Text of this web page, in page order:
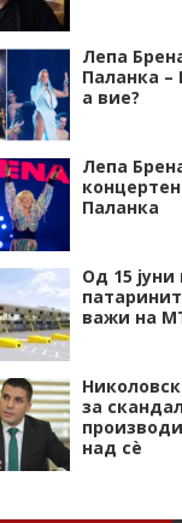
Лепа
Паланка –
а вие?
Лепа
Паланка
Од 15
важи на
за
над сѐ